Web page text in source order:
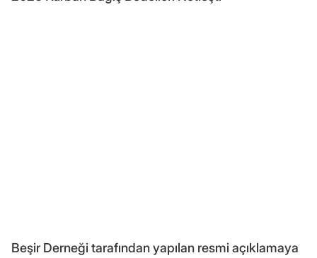
Beşir Derneği tarafından yapılan resmi açıklamaya